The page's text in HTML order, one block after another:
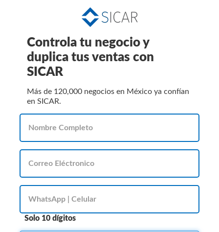
Controla tu negocio y
duplica tus ventas con
SICAR
Más de 120,000 negocios en México ya confían
en SICAR.
Solo 10 dígitos